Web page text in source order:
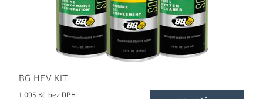
BG HEV KIT
1 095 Kč bez DPH